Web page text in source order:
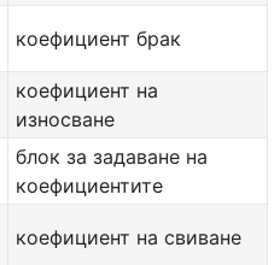
коефициент брак
коефициент на
износване
блок за задаване на
коефициентите
коефициент на свиване